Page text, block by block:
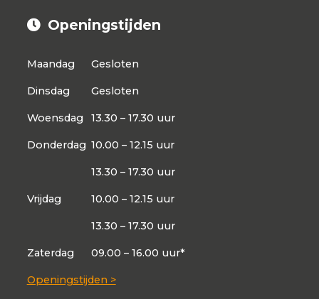
Openingstijden
Maandag Gesloten
Dinsdag Gesloten
Woensdag 13.30 – 17.30 uur
Donderdag 10.00 – 12.15 uur
13.30 – 17.30 uur
Vrijdag 10.00 – 12.15 uur
13.30 – 17.30 uur
Zaterdag 09.00 – 16.00 uur*
Openingstijden >